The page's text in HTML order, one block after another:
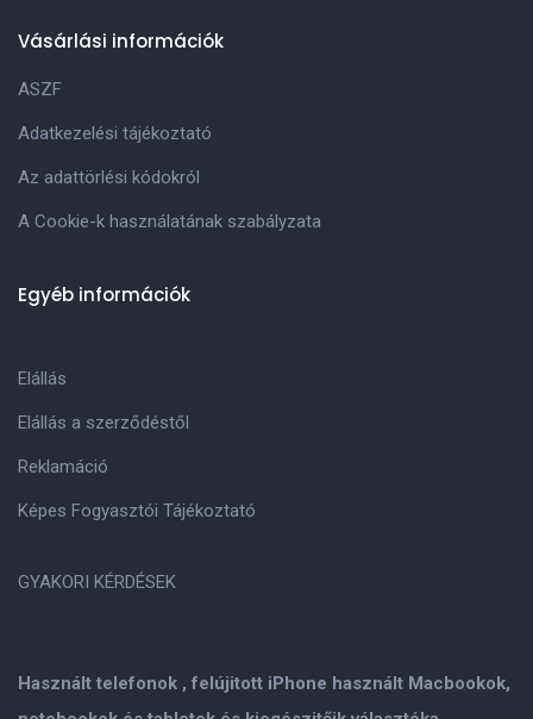
Használt telefonok , felújitott iPhone használt Macbookok,
Vásárlási információk
ASZF
Adatkezelési tájékoztató
Az adattörlési kódokról
A Cookie-k használatának szabályzata
Egyéb információk
Elállás
Elállás a szerződéstől
Reklamáció
Képes Fogyasztói Tájékoztató
GYAKORI KÉRDÉSEK